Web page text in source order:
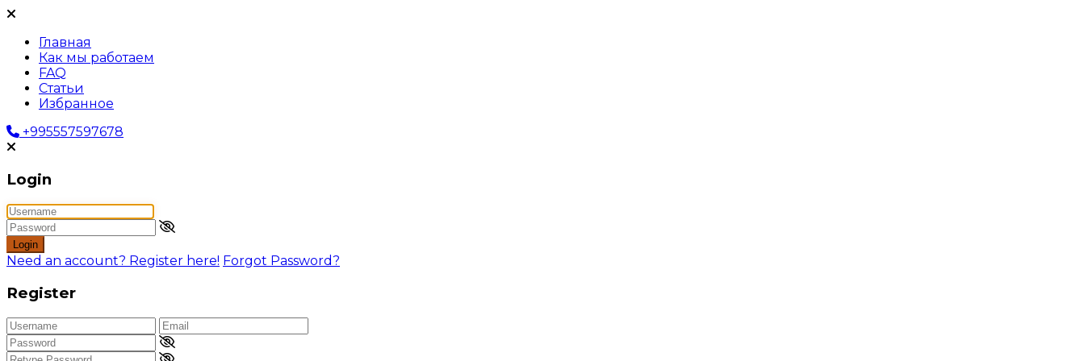
Главная
Как мы работаем
FAQ
Статьи
Избранное
+995557597678
Login
Login
Need an account? Register here! Forgot Password?
Register